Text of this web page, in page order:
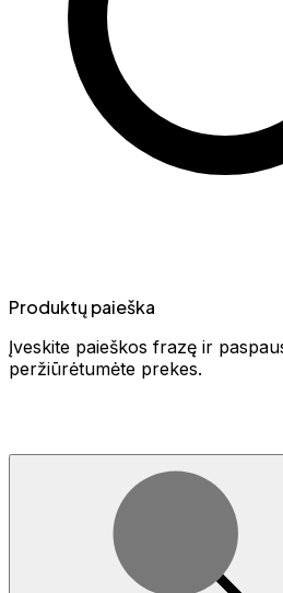
Produktų paieška
Įveskite paieškos frazę ir
peržiūrėtumėte prekes.